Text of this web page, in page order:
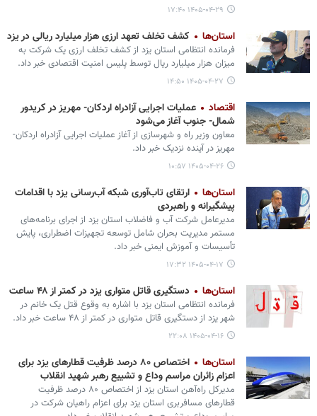
۱۴۰۵-۰۴-۲۹ ۱۷:۴۰
استان‌ها کشف تخلف تعهد ارزی هزار میلیارد ریالی در یزد
فرمانده انتظامی استان یزد از کشف تخلف ارزی یک شرکت به
میزان هزار میلیارد ریال توسط پلیس امنیت اقتصادی خبر داد.
۱۴۰۵-۰۴-۲۷ ۱۴:۵۰
اقتصاد
عملیات اجرایی آزادراه اردکان- مهریز در کریدور
شمال- جنوب آغاز می‌شود
معاون وزیر راه و شهرسازی از آغاز عملیات اجرایی آزادراه اردکان-
مهریز در آینده نزدیک خبر داد.
۱۴۰۵-۰۴-۲۶ ۱۰:۵۷
استان‌ها
ارتقای تاب‌آوری شبکه آب‌رسانی یزد با اقدامات
پیشگیرانه و راهبردی
مدیرعامل شرکت آب و فاضلاب استان یزد از اجرای برنامه‌های
مستمر مدیریت بحران شامل توسعه تجهیزات اضطراری، پایش
تأسیسات و آموزش ایمنی خبر داد.
۱۴۰۵-۰۴-۱۷ ۱۷:۳۲
استان‌ها دستگیری قاتل متواری یزد در کمتر از ۴۸ ساعت
فرمانده انتظامی استان یزد با اشاره به وقوع قتل یک خانم در
شهر یزد از دستگیری قاتل متواری در کمتر از ۴۸ ساعت خبر داد.
۱۴۰۵-۰۴-۱۶ ۲۲:۰۸
استان‌ها
اختصاص ۸۰ درصد ظرفیت قطارهای یزد برای
اعزام زائران مراسم وداع و تشییع رهبر شهید انقلاب
مدیرکل راه‌آهن استان یزد از اختصاص ۸۰ درصد ظرفیت
قطارهای مسافربری استان یزد برای اعزام راهیان شرکت در